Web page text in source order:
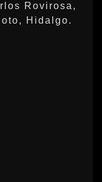
Rovirosa,
Hidalgo.